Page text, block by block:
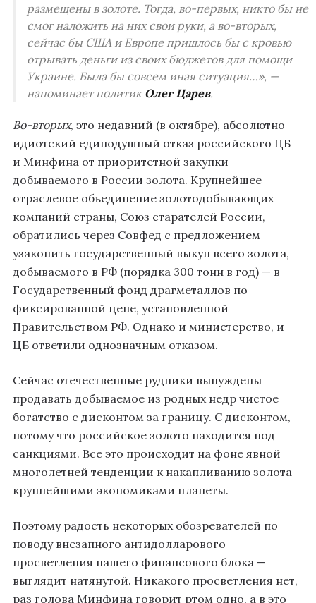
размещены в золоте. Тогда, во-первых, никто бы не
смог наложить на них свои руки, а во-вторых,
сейчас бы США и Европе пришлось бы с кровью
отрывать деньги из своих бюджетов для помощи
Украине. Была бы совсем иная ситуация…», —
напоминает политик Олег Царев.
Во-вторых, это недавний (в октябре), абсолютно
идиотский единодушный отказ российского ЦБ
и Минфина от приоритетной закупки
добываемого в России золота. Крупнейшее
отраслевое объединение золотодобывающих
компаний страны, Союз старателей России,
обратились через Совфед с предложением
узаконить государственный выкуп всего золота,
добываемого в РФ (порядка 300 тонн в год) — в
Государственный фонд драгметаллов по
фиксированной цене, установленной
Правительством РФ. Однако и министерство, и
ЦБ ответили однозначным отказом.
Сейчас отечественные рудники вынуждены
продавать добываемое из родных недр чистое
богатство с дисконтом за границу. С дисконтом,
потому что российское золото находится под
санкциями. Все это происходит на фоне явной
многолетней тенденции к накапливанию золота
крупнейшими экономиками планеты.
Поэтому радость некоторых обозревателей по
поводу внезапного антидолларового
просветления нашего финансового блока —
выглядит натянутой. Никакого просветления нет,
раз голова Минфина говорит ртом одно, а в это